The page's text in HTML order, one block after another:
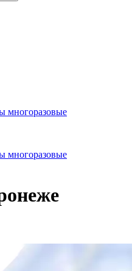
многоразовые
многоразовые